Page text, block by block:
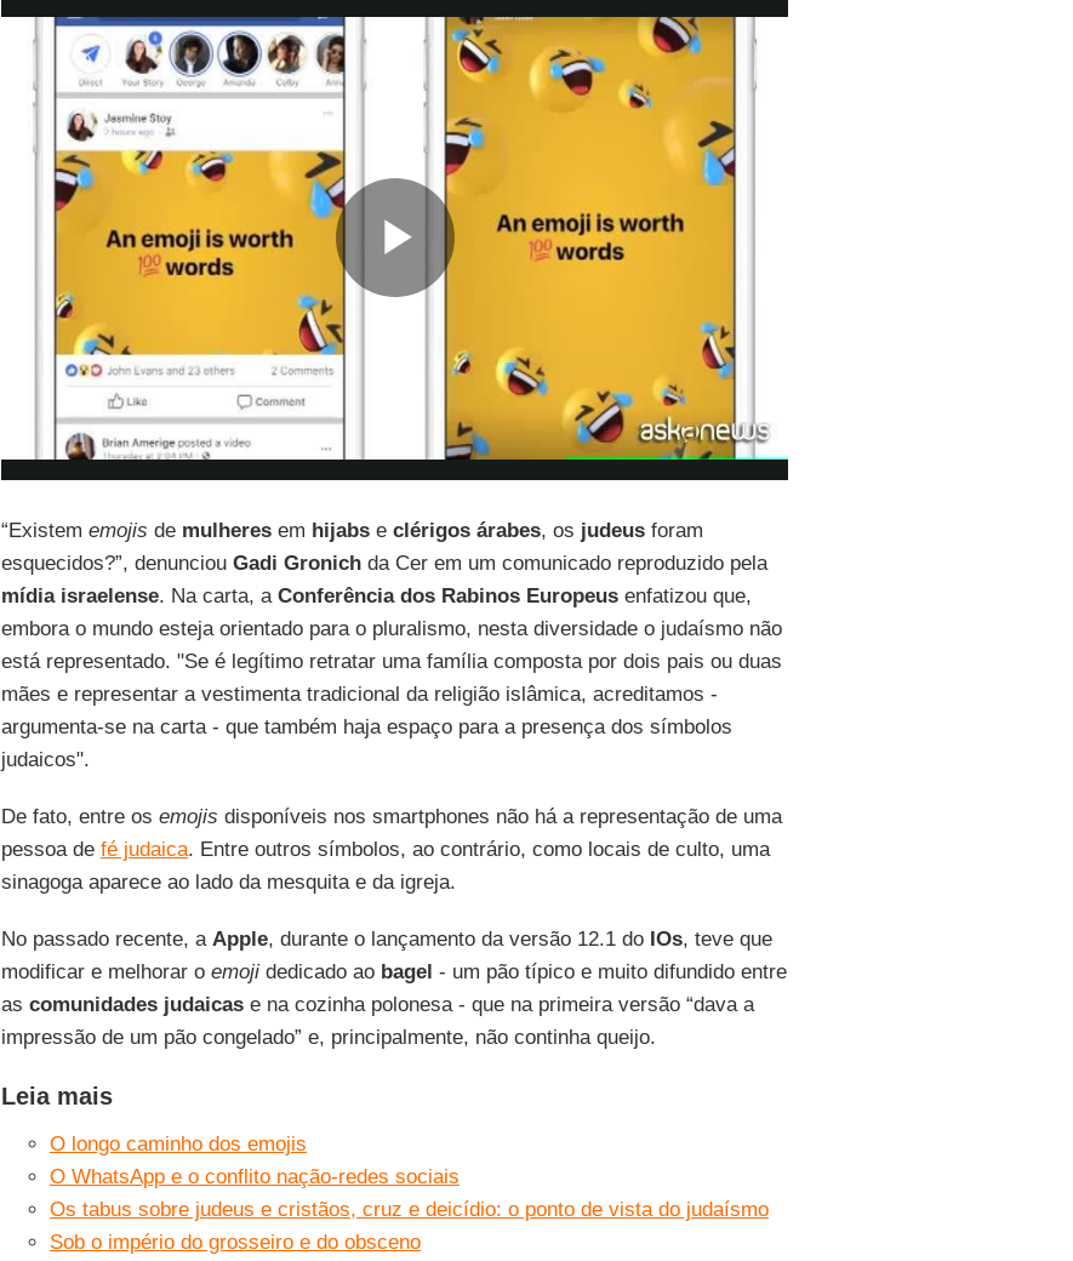
“Existem emojis de mulheresem hijabse clérigos árabes, os judeusforam
esquecidos?”, denunciou Gadi Gronichda Cer em um comunicado reproduzido pela
mídia israelense. Na carta, a Conferência dos Rabinos Europeusenfatizou que,
embora o mundo esteja orientado para o pluralismo, nesta diversidade o judaísmo não
está representado. "Se é legítimo retratar uma família composta por dois pais ou duas
mães e representar a vestimenta tradicional da religião islâmica, acreditamos -
argumenta-se na carta - que também haja espaço para a presença dos símbolos
judaicos".
De fato, entre os emojis disponíveis nos smartphones não há a representação de uma
pessoa de fé judaica. Entre outros símbolos, ao contrário, como locais de culto, uma
sinagoga aparece ao lado da mesquita e da igreja.
No passado recente, a Apple, durante o lançamento da versão 12.1 do IOs, teve que
modificar e melhorar o emojidedicado ao bagel - um pão típico e muito difundido entre
as comunidades judaicase na cozinha polonesa - que na primeira versão “dava a
impressão de um pão congelado” e, principalmente, não continha queijo.
Leia mais
O longo caminho dos emojis
O WhatsApp e o conflito nação-redes sociais
Os tabus sobre judeus e cristãos, cruz e deicídio: o ponto de vista do judaísmo
Sob o império do grosseiro e do obsceno